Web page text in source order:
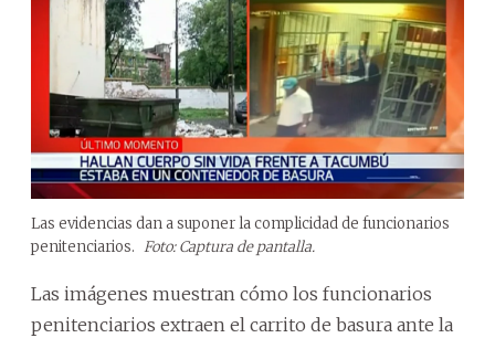
Las evidencias dan a suponer la complicidad de funcionarios
penitenciarios. Foto: Captura de pantalla.
Las imágenes muestran cómo los funcionarios
penitenciarios extraen el carrito de basura ante la